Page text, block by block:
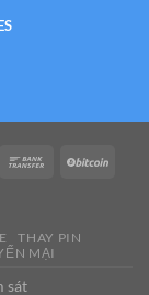
THAY PIN
MẠI
sát